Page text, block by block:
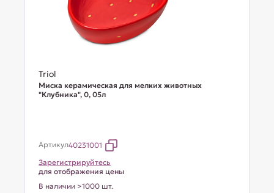
Triol
Миска керамическая для мелких животных
"Клубника", 0, 05л
Артикул40231001
Зарегистрируйтесь
для отображения цены
В наличии >1000 шт.